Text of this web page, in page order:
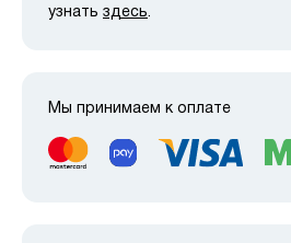
узнать здесь.
Мы принимаем к оплате